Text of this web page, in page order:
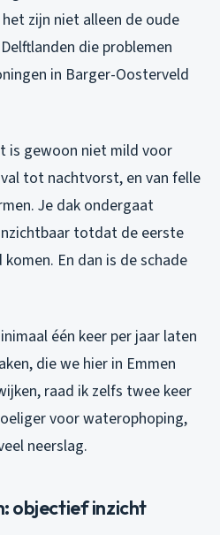
het zijn niet alleen de oude
die problemen
in Barger-Oosterveld
is gewoon niet mild voor
tot nachtvorst, en van felle
Je dak ondergaat
totdat de eerste
En dan is de schade
één keer per jaar laten
die we hier in Emmen
raad ik zelfs twee keer
voor waterophoping,
neerslag.
objectief inzicht